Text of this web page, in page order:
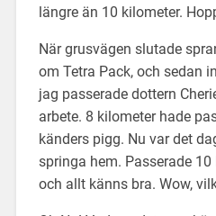
längre än 10 kilometer.
När grusvägen slutade
om Tetra Pack, och sedan
jag passerade dottern
arbete. 8 kilometer hade
känders pigg. Nu var det
springa hem. Passerade
och allt känns bra. Wow,